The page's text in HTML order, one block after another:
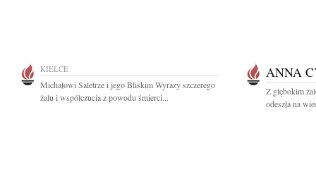
KIELCE
Michałowi Saletrze i jego Bliskim Wyrazy szczerego
żalu i współczucia z powodu śmierci...
ANNA
Z głębokim
odeszła na